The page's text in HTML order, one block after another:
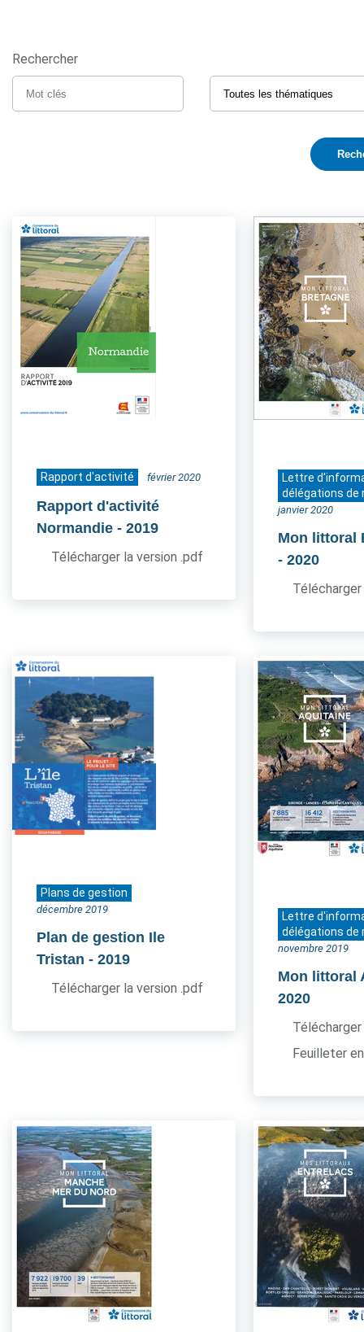
Rechercher
Rapport d'activité février 2020
Rapport d'activité
Normandie - 2019
Télécharger la version .pdf
Lettre
délégations de
janvier 2020
Mon littoral
- 2020
Plans de gestion
décembre 2019
Plan de gestion Ile
Tristan - 2019
Télécharger la version .pdf
Lettre
délégations de
novembre 2019
Mon littoral
2020
Feuilleter